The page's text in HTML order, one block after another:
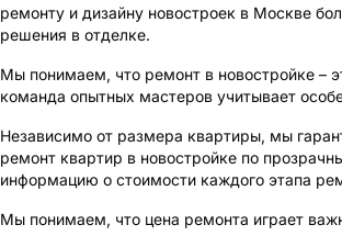
ремонту и дизайну новостроек в Москве
решения в отделке.
Мы понимаем, что ремонт в новостройке –
команда опытных мастеров учитывает
Независимо от размера квартиры, мы
ремонт квартир в новостройке по
информацию о стоимости каждого этапа
Мы понимаем, что цена ремонта играет